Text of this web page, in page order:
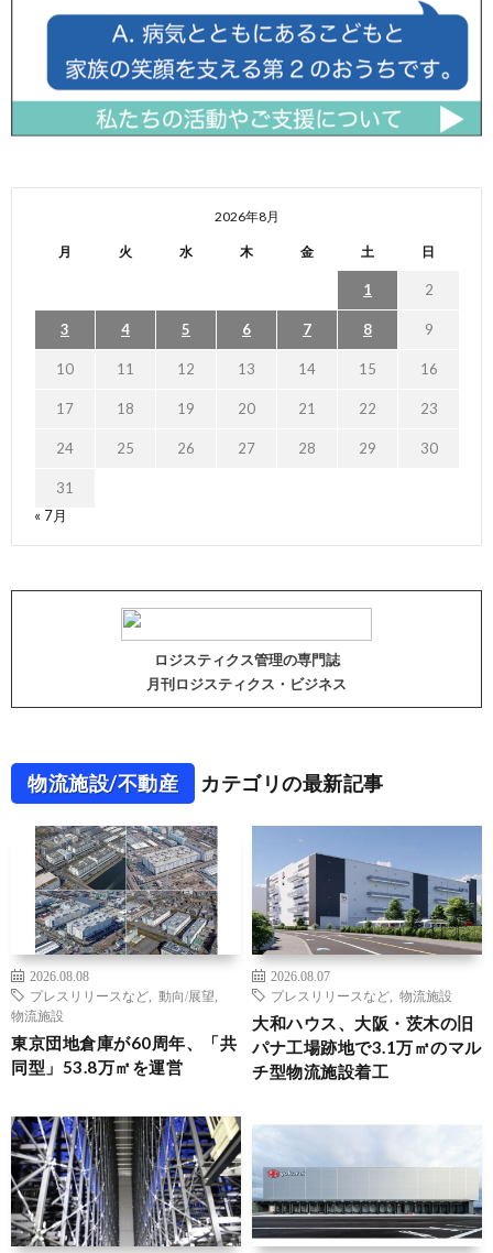
2026年8月
月 火 水 木 金 土 日
1 2
3 4 5 6 7 8 9
10 11 12 13 14 15 16
17 18 19 20 21 22 23
24 25 26 27 28 29 30
31
« 7月
ロジスティクス管理の専門誌
月刊ロジスティクス・ビジネス
物流施設/不動産 カテゴリの最新記事
2026.08.08
プレスリリースなど
動向/展望
物流施設
東京団地倉庫が60周年、「共
同型」53.8万㎡を運営
2026.08.07
プレスリリースなど
物流施設
大和ハウス、大阪・茨木の旧
パナ工場跡地で3.1万㎡のマル
チ型物流施設着工